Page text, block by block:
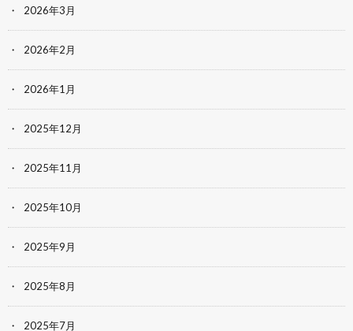
2026年3月
2026年2月
2026年1月
2025年12月
2025年11月
2025年10月
2025年9月
2025年8月
2025年7月